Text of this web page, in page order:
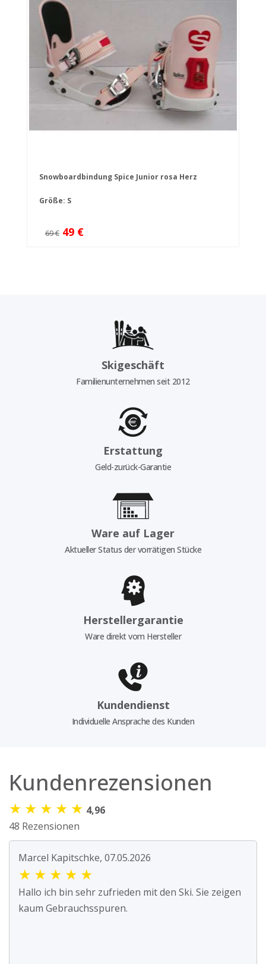
Snowboardbindung Spice Junior rosa Herz
Größe: S
69 € 49 €
Skigeschäft
Familienunternehmen seit 2012
Erstattung
Geld-zurück-Garantie
Ware auf Lager
Aktueller Status der vorrätigen Stücke
Herstellergarantie
Ware direkt vom Hersteller
Kundendienst
Individuelle Ansprache des Kunden
Kundenrezensionen
★ ★ ★ ★ ★ 4,96
48 Rezensionen
Marcel Kapitschke, 07.05.2026
★ ★ ★ ★ ★
Hallo ich bin sehr zufrieden mit den Ski. Sie zeigen
kaum Gebrauchsspuren.